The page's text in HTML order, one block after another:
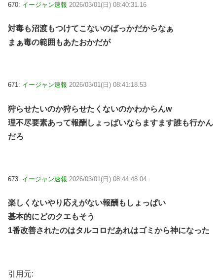
670: イージャン速報 2026/03/01(日) 08:40:31.16
対毒も沼渡もつけてこないのばっかだからなぁ
まぁ毒の範囲もあたおかだが
671: イージャン速報 2026/03/01(日) 08:41:18.53
狩らせたいのか狩らせたくないのかわからんw
理不尽要素あって報酬しょっぱいならますます誰も行かん
だろ
673: イージャン速報 2026/03/01(日) 08:44:48.04
楽しくないやり応えがない報酬もしょっぱい
基本的にどのクエもそう
1番改善されたのはタルコロだあれはゴミから神になった
引用元: